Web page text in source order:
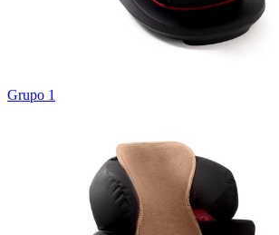
Grupo 1